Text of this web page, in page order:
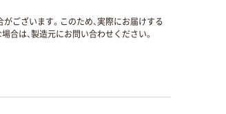
がございます。このため、実際にお届けする
は、製造元にお問い合わせください。